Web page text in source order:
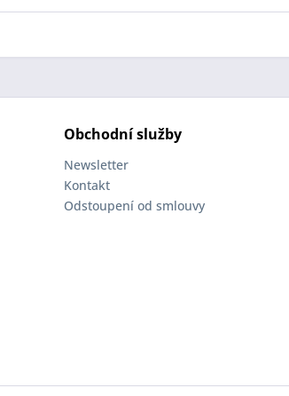
Obchodní služby
Newsletter
Kontakt
Odstoupení od smlouvy